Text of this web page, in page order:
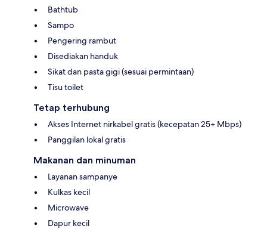
Bathtub
Sampo
Pengering rambut
Disediakan handuk
Sikat dan pasta gigi (sesuai permintaan)
Tisu toilet
Tetap terhubung
Akses Internet nirkabel gratis (kecepatan 25+ Mbps)
Panggilan lokal gratis
Makanan dan minuman
Layanan sampanye
Kulkas kecil
Microwave
Dapur kecil